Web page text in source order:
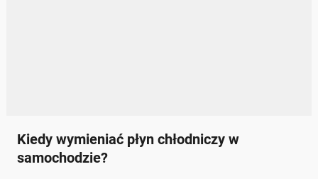
Kiedy wymieniać płyn chłodniczy w
samochodzie?